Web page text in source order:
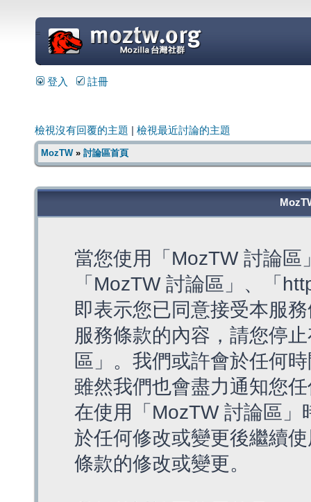
=
登入 註冊
檢視沒有回覆的主題 檢視最近討論的主題
MozTW» 討論區首頁
當您使用「MozTW 討論
「MozTW 討論區」、「
即表示您已同意接受本服
服務條款的內容，請您停
區」。我們或許會於任何
雖然我們也會盡力通知您
在使用「MozTW 討論區
於任何修改或變更後繼續
條款的修改或變更。